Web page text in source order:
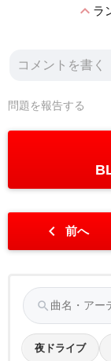
expand_lessラ
問題を報告する
chevron_left 前へ
search
夜ドライブ